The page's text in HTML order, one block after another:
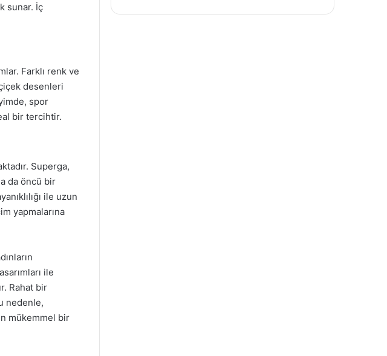
sunar. İç
Farklı renk ve
desenleri
spor
bir tercihtir.
Superga,
da öncü bir
ile uzun
yapmalarına
ile
Rahat bir
nedenle,
mükemmel bir